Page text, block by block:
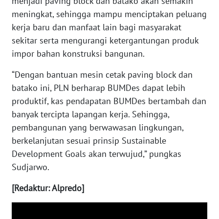
meningkat, sehingga mampu menciptakan peluang
kerja baru dan manfaat lain bagi masyarakat
sekitar serta mengurangi ketergantungan produk
impor bahan konstruksi bangunan.
“Dengan bantuan mesin cetak paving block dan
batako ini, PLN berharap BUMDes dapat lebih
produktif, kas pendapatan BUMDes bertambah dan
banyak tercipta lapangan kerja. Sehingga,
pembangunan yang berwawasan lingkungan,
berkelanjutan sesuai prinsip Sustainable
Development Goals akan terwujud,” pungkas
Sudjarwo.
[Redaktur: Alpredo]
WN
KALTARA
WN
KALSEL
WN
KALTIM
WN
SULSEL
GORONTALO
WN